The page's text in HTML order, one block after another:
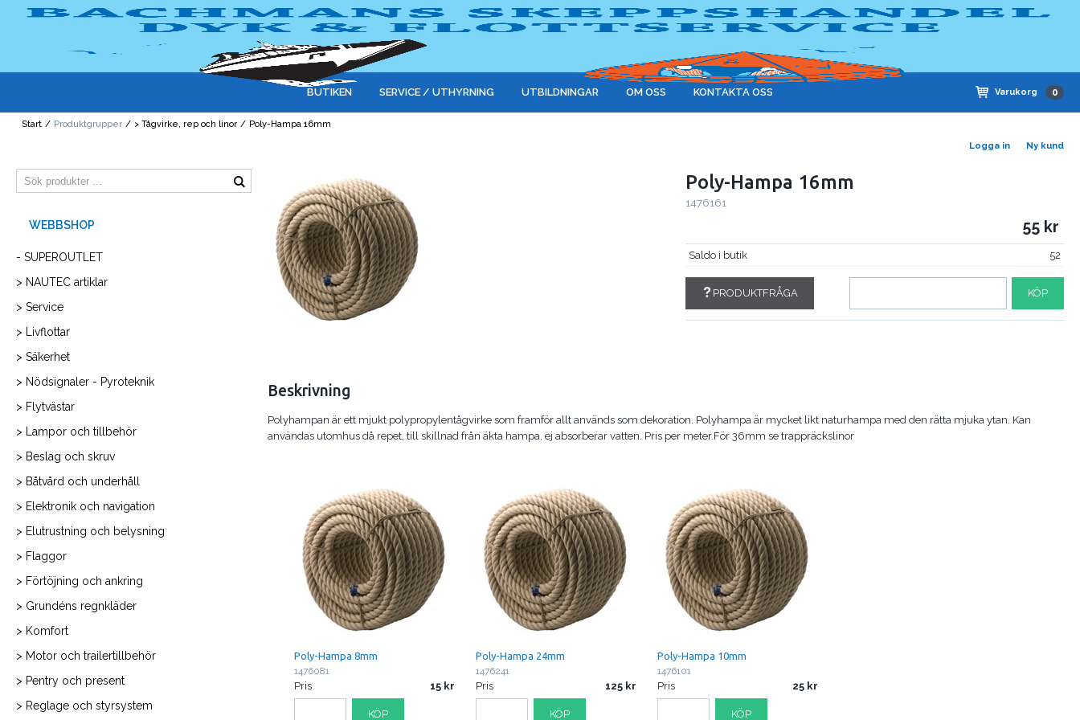
Logga in Ny kund
Varukorg 0
BUTIKEN SERVICE / UTHYRNING UTBILDNINGAR OM OSS KONTAKTA OSS
Start / Produktgrupper / > Tågvirke, rep och linor / Poly-Hampa 16mm
- SUPEROUTLET
> NAUTEC artiklar
> Service
> Livflottar
> Säkerhet
> Nödsignaler - Pyroteknik
> Flytvästar
> Lampor och tillbehör
> Beslag och skruv
> Båtvård och underhåll
> Elektronik och navigation
> Elutrustning och belysning
> Flaggor
> Förtöjning och ankring
> Grundéns regnkläder
> Komfort
> Motor och trailertillbehör
> Pentry och present
> Reglage och styrsystem
Poly-Hampa 16mm
1476161
55
Saldo i butik 52
PRODUKTFRÅGA KÖP
Beskrivning
Polyhampan är ett mjukt polypropylentågvirke som framför allt används som dekoration. Polyhampa är mycket likt naturhampa med den rätta mjuka ytan. Kan
användas utomhus då repet, till skillnad från äkta hampa, ej absorberar vatten. Pris per meter.För 36mm se trappräckslinor
Poly-Hampa 8mm
1476081
Pris 15
KÖP
Poly-Hampa 24mm
1476241
Pris 125
KÖP
Poly-Hampa 10mm
1476101
Pris 25
KÖP